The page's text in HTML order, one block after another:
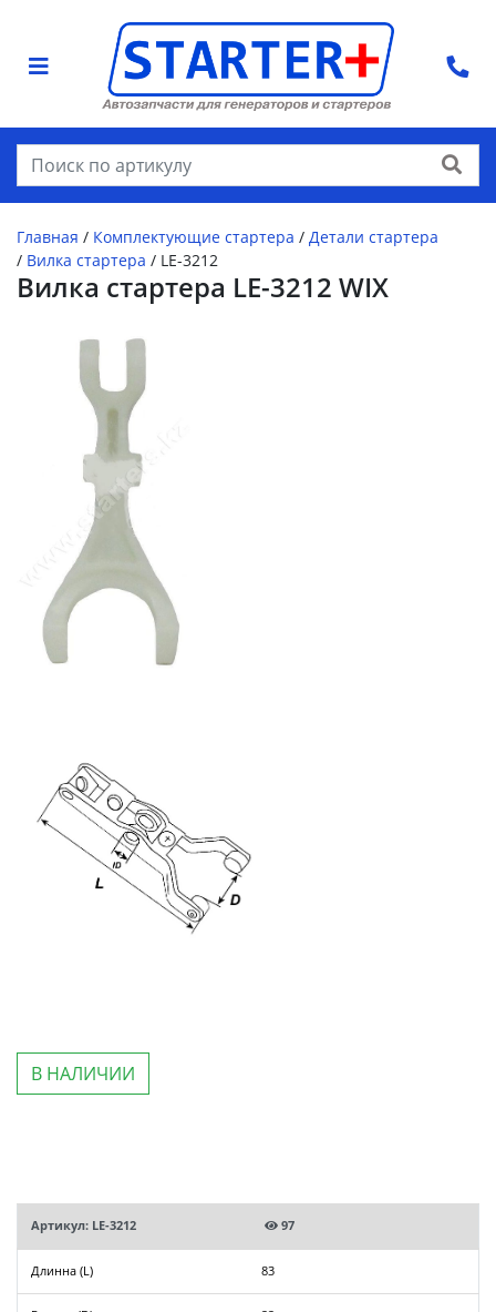
Найти
Главная / Комплектующие стартера / Детали стартера
/ Вилка стартера / LE-3212
Вилка стартера LE-3212 WIX
В НАЛИЧИИ
Артикул: LE-3212 97
Длинна (L) 83